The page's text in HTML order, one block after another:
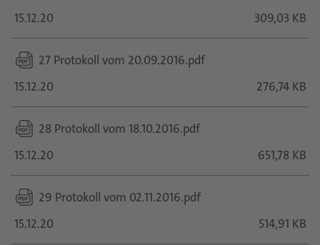
15.12.20
309,03 KB
27 Protokoll vom 20.09.2016.pdf
15.12.20
276,74 KB
28 Protokoll vom 18.10.2016.pdf
15.12.20
651,78 KB
29 Protokoll vom 02.11.2016.pdf
15.12.20
514,91 KB